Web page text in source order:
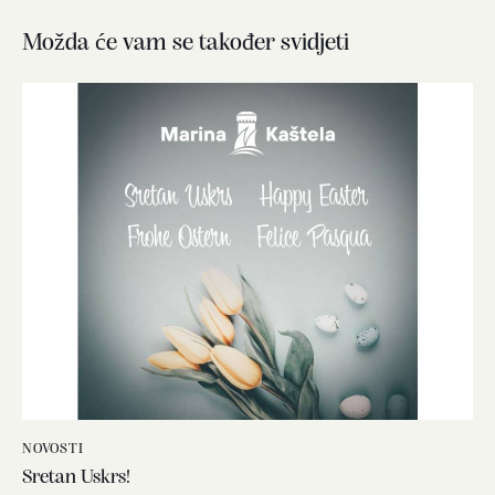
Možda će vam se također svidjeti
NOVOSTI
Sretan Uskrs!